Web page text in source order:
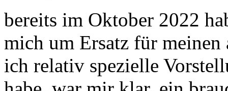
bereits im Oktober 2022
mich um Ersatz für
ich relativ spezielle